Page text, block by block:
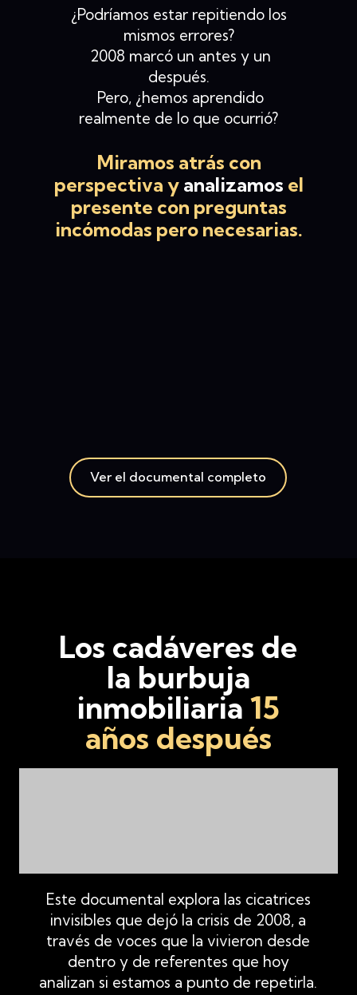
¿Podríamos estar repitiendo los
mismos errores?
2008 marcó un antes y un
después.
Pero, ¿hemos aprendido
realmente de lo que ocurrió?
Miramos atrás con
perspectiva y analizamos el
presente con preguntas
incómodas pero necesarias.
Ver el documental completo
Los cadáveres de
la burbuja
inmobiliaria 15
años después
Este documental explora las cicatrices
invisibles que dejó la crisis de 2008, a
través de voces que la vivieron desde
dentro y de referentes que hoy
analizan si estamos a punto de repetirla.